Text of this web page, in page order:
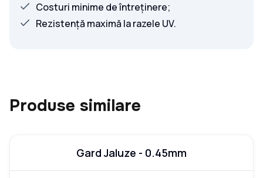
Costuri minime de întreținere;
Rezistență maximă la razele UV.
Produse similare
Gard Jaluze - 0.45mm